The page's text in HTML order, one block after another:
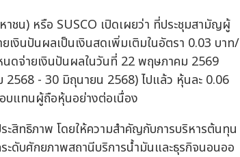
ชน) หรือ SUSCO เปิดเผยว่า ที่ประชุมสามัญผู้
งินปันผลเป็นเงินสดเพิ่มเติมในอัตรา 0.03 บาท/
ดจ่ายเงินปันผลในวันที่ 22 พฤษภาคม 2569
2568 - 30 มิถุนายน 2568) ไปแล้ว หุ้นละ 0.06
บแทนผู้ถือหุ้นอย่างต่อเนื่อง
สิทธิภาพ โดยให้ความสำคัญกับการบริหารต้นทุน
ดับศักยภาพสถานีบริการน้ำมันและธุรกิจนอนออ